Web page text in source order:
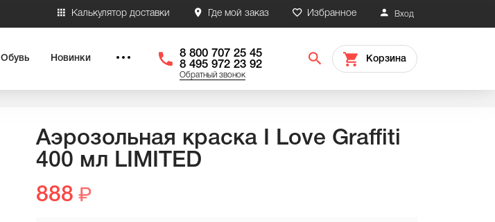
Вход
Избранное
Где мой заказ
Калькулятор доставки
Обувь Новинки
8 800 707 25 45
8 495 972 23 92
Обратный звонок
Корзина
Аэрозольная краска I Love Graffiti
400 мл LIMITED
888